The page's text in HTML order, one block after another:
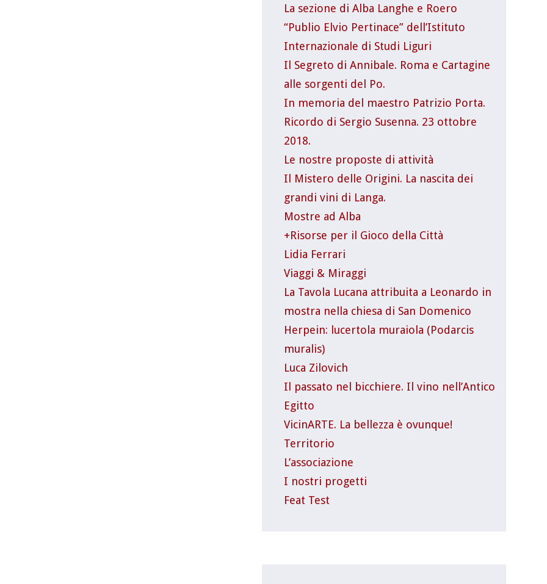
La sezione di Alba Langhe e Roero
“Publio Elvio Pertinace” dell’Istituto
Internazionale di Studi Liguri
Il Segreto di Annibale. Roma e Cartagine
alle sorgenti del Po.
In memoria del maestro Patrizio Porta.
Ricordo di Sergio Susenna. 23 ottobre
2018.
Le nostre proposte di attività
Il Mistero delle Origini. La nascita dei
grandi vini di Langa.
Mostre ad Alba
+Risorse per il Gioco della Città
Lidia Ferrari
Viaggi & Miraggi
La Tavola Lucana attribuita a Leonardo in
mostra nella chiesa di San Domenico
Herpein: lucertola muraiola (Podarcis
muralis)
Luca Zilovich
Il passato nel bicchiere. Il vino nell’Antico
Egitto
VicinARTE. La bellezza è ovunque!
Territorio
L’associazione
I nostri progetti
Feat Test